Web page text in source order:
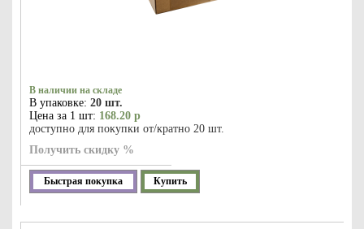
В наличии на складе
В упаковке: 20 шт.
Цена за 1 шт: 168.20 р
доступно для покупки от/кратно 20 шт.
Получить скидку %
Быстрая покупка Купить